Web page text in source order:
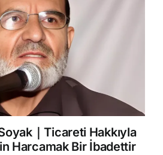
｜Ticareti Hakkıyla
Harcamak Bir İbadettir